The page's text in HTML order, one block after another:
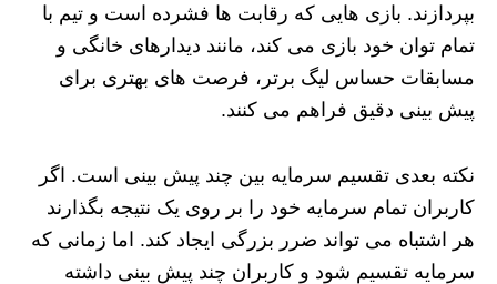
بپردازند. بازی‌ هایی که رقابت‌ ها فشرده است و تیم با
تمام توان خود بازی می‌ کند، مانند دیدارهای خانگی و
مسابقات حساس لیگ برتر، فرصت‌ های بهتری برای
پیش‌ بینی دقیق فراهم می‌ کنند.
نکته بعدی تقسیم سرمایه بین چند پیش بینی است. اگر
کاربران تمام سرمایه خود را بر روی یک نتیجه بگذارند
هر اشتباه می‌ تواند ضرر بزرگی ایجاد کند. اما زمانی که
سرمایه تقسیم شود و کاربران چند پیش بینی داشته